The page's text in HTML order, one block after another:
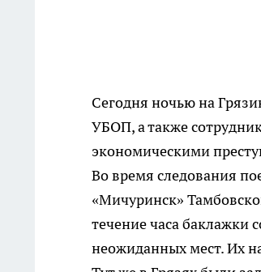
Сегодня ночью на
УБОП, а также
экономическими
Во время следования
«Мичуринск»
течение часа баклажки
неожиданных мест. Их